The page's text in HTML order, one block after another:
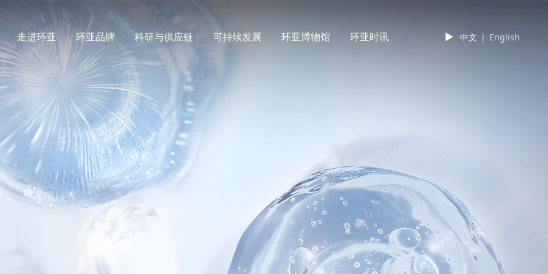
中文 | English
走进环亚 环亚品牌 科研与供应链 可持续发展 环亚博物馆 环亚时讯 ►